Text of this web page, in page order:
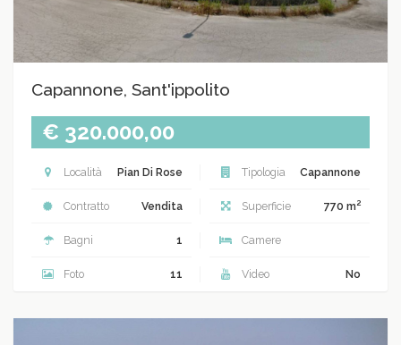
Capannone, Sant'ippolito
€ 320.000,00
Località Pian Di Rose Tipologia Capannone
Contratto Vendita Superficie 770 m2
Bagni 1 Camere
Foto 11 Video No